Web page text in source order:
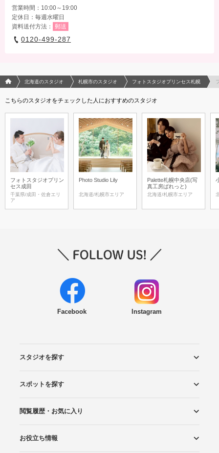
営業時間：10:00～19:00
定休日：毎週水曜日
資料送付方法：
郵送
0120-499-287
フォトウエディング/結婚写真のPhotorait ホーム
北海道のスタジオ 札幌市のスタジオ フォトスタジオプリンセス札幌
こちらのスタジオをチェックした人におすすめのスタジオ
フォトスタジオプリン
セス成田
千葉県/成田・佐倉エリ
ア
Photo Studio Lily
北海道/札幌市エリア
Palette札幌中央店(写
真工房ぱれっと)
北海道/札幌市エリア
Facebook Instagram
スタジオを探す
エリアから探す
こだわりから探す
NEW PHOTO STYLE
プランから探す
フォトタイプ診断
フォトグラファーから探す
国内リゾートから探す
スポットを探す
ロケーションから探す
スタジオから探す
閲覧履歴・お気に入り
閲覧スタジオ
お気に入り
お役立ち情報